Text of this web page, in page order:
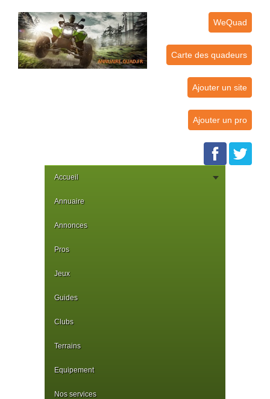
WeQuad
Carte des quadeurs
Ajouter un site
Ajouter un pro
Accueil
Annuaire
Annonces
Pros
Jeux
Guides
Clubs
Terrains
Equipement
Nos services